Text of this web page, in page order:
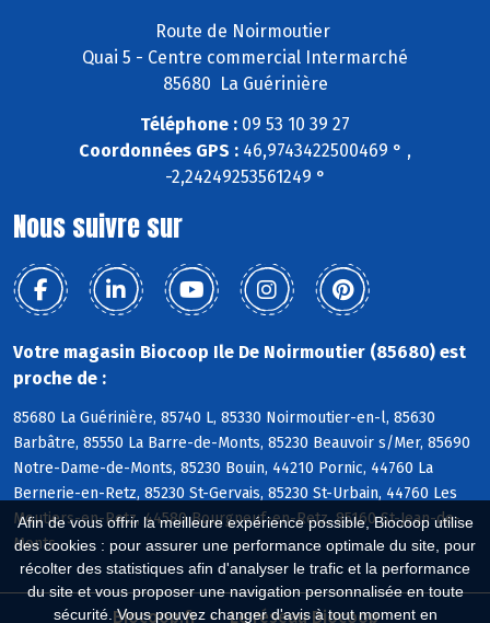
Afin de vous offrir la meilleure expérience possible, Biocoop utilise
des cookies : pour assurer une performance optimale du site, pour
récolter des statistiques afin d'analyser le trafic et la performance
du site et vous proposer une navigation personnalisée en toute
sécurité. Vous pouvez changer d'avis à tout moment en
Route de Noirmoutier
Quai 5 - Centre commercial Intermarché
85680 La Guérinière
Téléphone : 09 53 10 39 27
Coordonnées GPS : 46,9743422500469 ° ,
-2,24249253561249 °
Nous suivre sur
Votre magasin Biocoop Ile De Noirmoutier (85680) est
proche de :
85680 La Guérinière, 85740 L, 85330 Noirmoutier-en-l, 85630
Barbâtre, 85550 La Barre-de-Monts, 85230 Beauvoir s/Mer, 85690
Notre-Dame-de-Monts, 85230 Bouin, 44210 Pornic, 44760 La
Bernerie-en-Retz, 85230 St-Gervais, 85230 St-Urbain, 44760 Les
Moutiers-en-Retz, 44580 Bourgneuf-en-Retz, 85160 St-Jean-de-
Monts
Biocoop.fr Le réseau Biocoop